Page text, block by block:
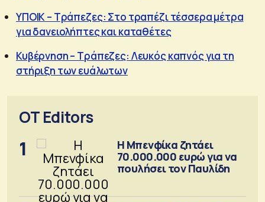
ΥΠΟΙΚ – Τράπεζες: Στο τραπέζι τέσσερα μέτρα
για δανειολήπτες και καταθέτες
Κυβέρνηση – Τράπεζες: Λευκός καπνός για τη
στήριξη των ευάλωτων
OT Editors
1
Η Μπενφίκα ζητάει
70.000.000 ευρώ για να
πουλήσει τον Παυλίδη